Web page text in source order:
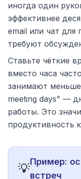
иногда один
эффективнее
email или чат
требуют
Ставьте чёткие
вместо часа
занимают
meeting days" —
работы. Это
продуктивность
💡Пример:
встреч